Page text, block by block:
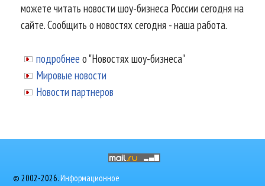
можете читать новости шоу-бизнеса России сегодня на
сайте. Сообщить о новостях сегодня - наша работа.
подробнее о "Новостях шоу-бизнеса"
Мировые новости
Новости партнеров
© 2002-2026.Информационное